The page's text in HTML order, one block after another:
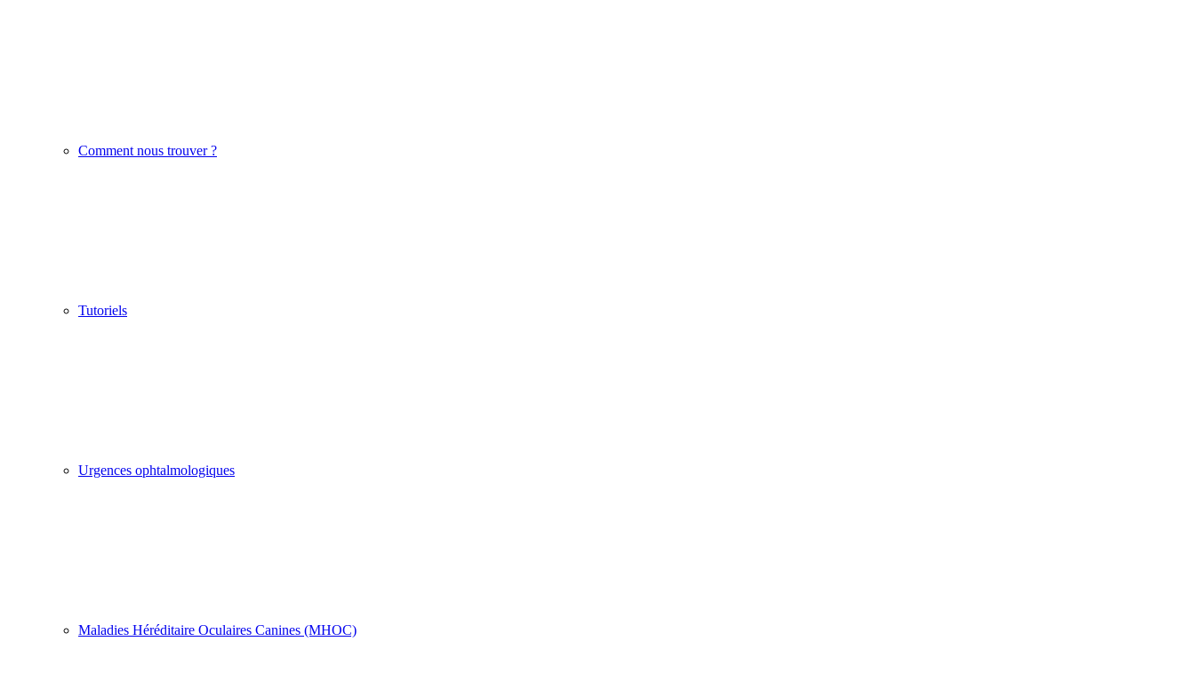
Comment nous trouver ?
Tutoriels
Urgences ophtalmologiques
Maladies Héréditaire Oculaires Canines (MHOC)